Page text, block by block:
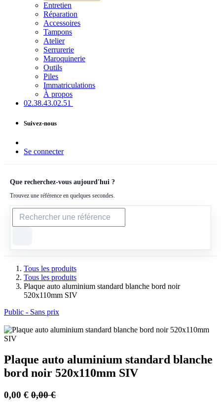
Entretien
Réparation
Accessoires
Tampons
Atelier
Serrurerie
Maroquinerie
Outils
Piles
Immatriculations
À propos
02.38.43​.02.51
Suivez-nous
Se connecter
Que recherchez-vous aujourd'hui ?
Trouvez une référence en quelques secondes.
Tous les produits
Tous les produits
Plaque auto aluminium standard blanche bord noir
520x110mm SIV
Public - Sans prix
Plaque auto aluminium standard blanche
bord noir 520x110mm SIV
0,00 € 0,00€